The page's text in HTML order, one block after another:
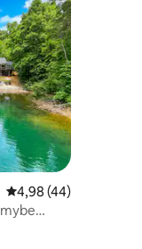
Vidutinis įvertinimas:
4,98 (44)